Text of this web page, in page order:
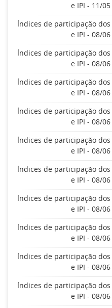
e IPI - 11/
Índices de participação
e IPI - 08/
Índices de participação
e IPI - 08/
Índices de participação
e IPI - 08/
Índices de participação
e IPI - 08/
Índices de participação
e IPI - 08/
Índices de participação
e IPI - 08/
Índices de participação
e IPI - 08/
Índices de participação
e IPI - 08/
Índices de participação
e IPI - 08/
Índices de participação
e IPI - 08/